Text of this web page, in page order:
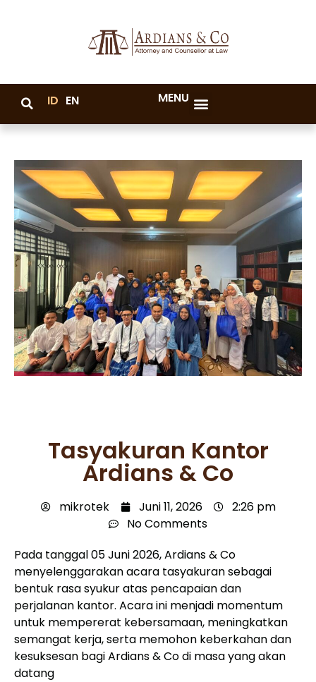
MENU
ID EN
Tasyakuran Kantor
Ardians & Co
mikrotek Juni 11, 2026
2:26 pm
No Comments
Pada tanggal 05 Juni 2026, Ardians & Co
menyelenggarakan acara tasyakuran sebagai
bentuk rasa syukur atas pencapaian dan
perjalanan kantor. Acara ini menjadi momentum
untuk mempererat kebersamaan, meningkatkan
semangat kerja, serta memohon keberkahan dan
kesuksesan bagi Ardians & Co di masa yang akan
datang